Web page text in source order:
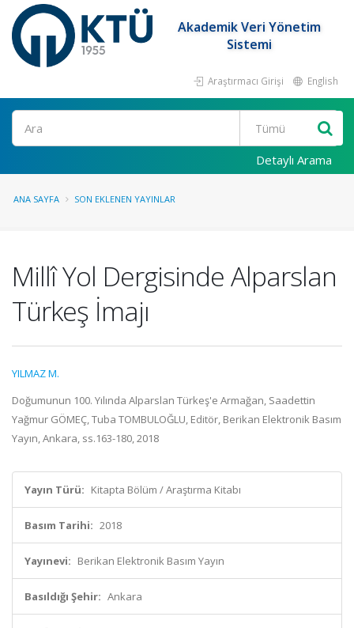
Akademik Veri Yönetim
Sistemi
Araştırmacı Girişi English
Ara
Detaylı Arama
ANA SAYFA SON EKLENEN YAYINLAR
Millî Yol Dergisinde Alparslan
Türkeş İmajı
YILMAZ M.
Doğumunun 100. Yılında Alparslan Türkeş'e Armağan, Saadettin
Yağmur GÖMEÇ, Tuba TOMBULOĞLU, Editör, Berikan Elektronik Basım
Yayın, Ankara, ss.163-180, 2018
Yayın Türü: Kitapta Bölüm / Araştırma Kitabı
Basım Tarihi: 2018
Yayınevi: Berikan Elektronik Basım Yayın
Basıldığı Şehir: Ankara